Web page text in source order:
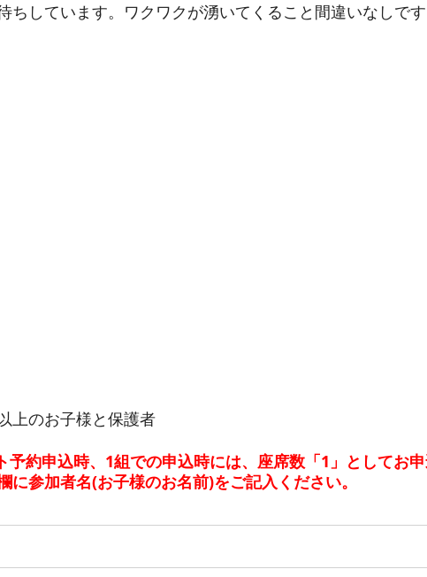
ちしています。ワクワクが湧いてくること間違いなしで
上のお子様と保護者
予約申込時、1組での申込時には、座席数「1」としてお
に参加者名(お子様のお名前)をご記入ください。